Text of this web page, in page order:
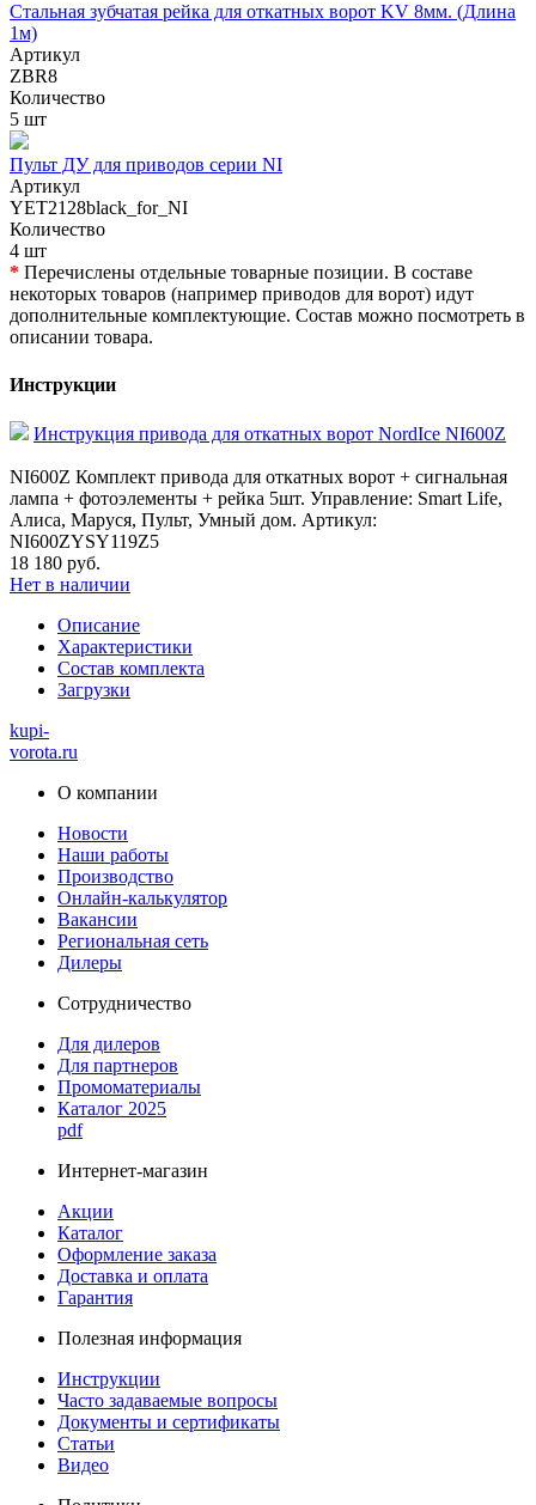
Стальная зубчатая рейка для откатных ворот KV 8мм. (Длина
1м)
Артикул
ZBR8
Количество
5 шт
Пульт ДУ для приводов серии NI
Артикул
YET2128black_for_NI
Количество
4 шт
* Перечислены отдельные товарные позиции. В составе
некоторых товаров (например приводов для ворот) идут
дополнительные комплектующие. Состав можно посмотреть в
описании товара.
Инструкции
Инструкция привода для откатных ворот NordIce NI600Z
NI600Z Комплект привода для откатных ворот + сигнальная
лампа + фотоэлементы + рейка 5шт. Управление: Smart Life,
Алиса, Маруся, Пульт, Умный дом. Артикул:
NI600ZYSY119Z5
18 180 руб.
Нет в наличии
Описание
Характеристики
Состав комплекта
Загрузки
kupi-
vorota.ru
О компании
Новости
Наши работы
Производство
Онлайн-калькулятор
Вакансии
Региональная сеть
Дилеры
Сотрудничество
Для дилеров
Для партнеров
Промоматериалы
Каталог 2025
pdf
Интернет-магазин
Акции
Каталог
Оформление заказа
Доставка и оплата
Гарантия
Полезная информация
Инструкции
Часто задаваемые вопросы
Документы и сертификаты
Статьи
Видео